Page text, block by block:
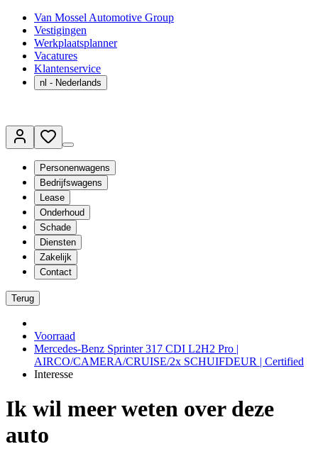
Van Mossel Automotive Group
Vestigingen
Werkplaatsplanner
Vacatures
Klantenservice
nl - Nederlands
Personenwagens
Bedrijfswagens
Lease
Onderhoud
Schade
Diensten
Zakelijk
Contact
Terug
Voorraad
Mercedes-Benz Sprinter 317 CDI L2H2 Pro |
AIRCO/CAMERA/CRUISE/2x SCHUIFDEUR | Certified
Interesse
Ik wil meer weten over deze
auto